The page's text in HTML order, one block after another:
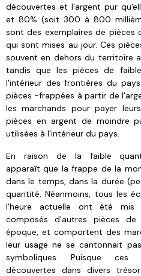
découvertes et l'argent pur
et 80% (soit 300 à 800
sont des exemplaires de
qui sont mises au jour. Ces
souvent en dehors du territoire
tandis que les pièces de
l'intérieur des frontières du
pièces -frappées à partir de
les marchands pour payer
pièces en argent de moindre
utilisées à l'intérieur du pays.
En raison de la faible
apparaît que la frappe de la
dans le temps, dans la durée
quantité. Néanmoins, tous les
l'heure actuelle ont été
composés d'autres pièces
époque, et comportent des
leur usage ne se cantonnait
symboliques. Puisque
découvertes dans divers